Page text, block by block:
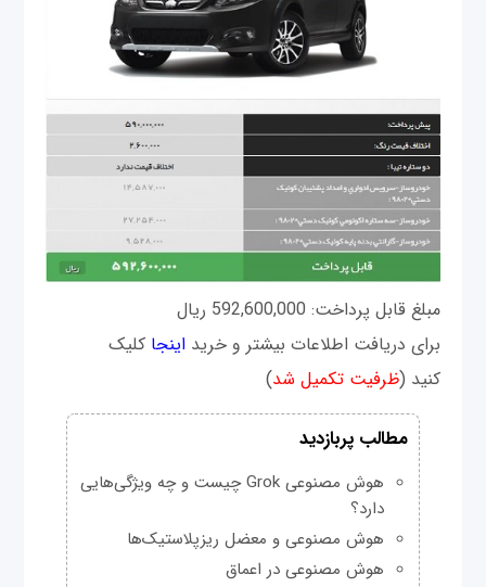
مبلغ قابل پرداخت: 592,600,000 ریال
برای دریافت اطلاعات بیشتر و خریداینجاکلیک
کنید (ظرفیت تکمیل شد)
مطالب پربازدید
هوش مصنوعی Grok چیست و چه ویژگی‌هایی
دارد؟
هوش مصنوعی و معضل ریزپلاستیک‌ها
هوش مصنوعی در اعماق